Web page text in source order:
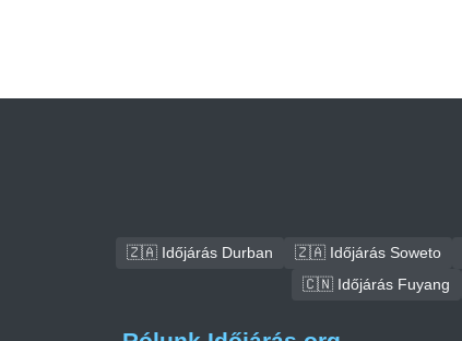
🇿🇦 Időjárás Durban 🇿🇦 Időjárás Soweto
🇨🇳 Időjárás Fuyang